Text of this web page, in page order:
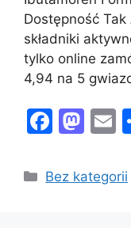
Dostępność
składniki
tylko online
4,94 na 5
F
c
M
st
E
ai
Kategorie
Bez kategorii